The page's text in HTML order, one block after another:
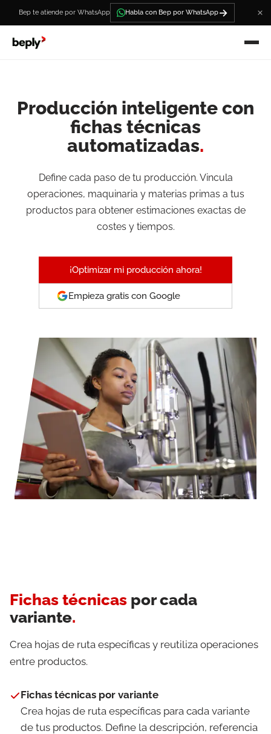
Bep te atiende por WhatsApp Habla con Bep por WhatsApp→
Producción inteligente con
fichas técnicas
automatizadas.
Define cada paso de tu producción. Vincula
operaciones, maquinaria y materias primas a tus
productos para obtener estimaciones exactas de
costes y tiempos.
¡Optimizar mi producción ahora!
Empieza gratis con Google
Fichas técnicas por cada
variante.
Crea hojas de ruta específicas y reutiliza operaciones
entre productos.
Fichas técnicas por variante
Crea hojas de ruta específicas para cada variante
de tus productos. Define la descripción, referencia